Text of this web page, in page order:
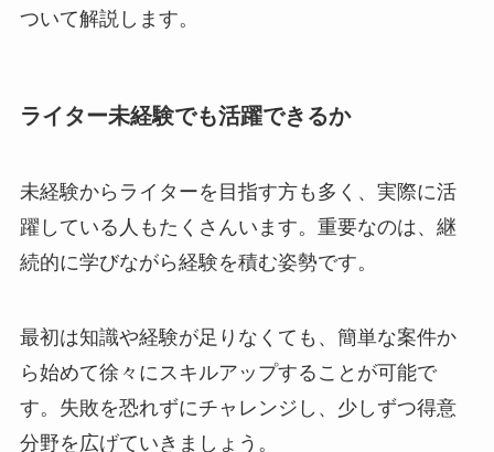
ついて解説します。
ライター未経験でも活躍できるか
未経験からライターを目指す方も多く、実際に活
躍している人もたくさんいます。重要なのは、継
続的に学びながら経験を積む姿勢です。
最初は知識や経験が足りなくても、簡単な案件か
ら始めて徐々にスキルアップすることが可能で
す。失敗を恐れずにチャレンジし、少しずつ得意
分野を広げていきましょう。